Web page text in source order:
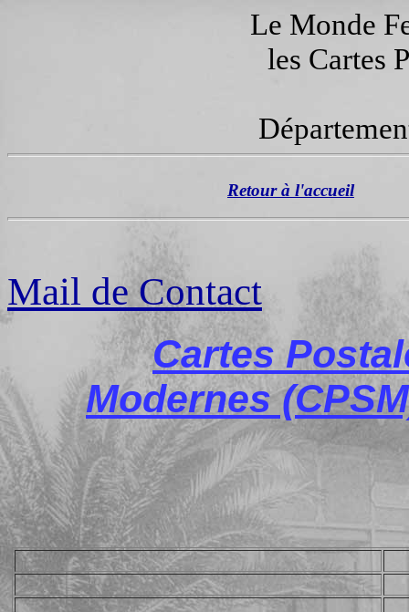
Le Monde
les Cartes
Retour à l'accueil
Mail de Contact
Cartes
Modernes